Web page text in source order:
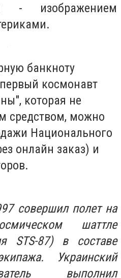
- изображением
банкноту
космонавт
которая не
средством, можно
Национального
онлайн заказ) и
совершил полет на
шаттле
STS-87) в составе
Украинский
выполнил